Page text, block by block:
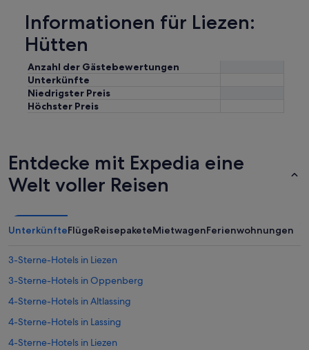
Informationen für Liezen:
Hütten
Anzahl der Gästebewertungen
Unterkünfte
Niedrigster Preis
Höchster Preis
Entdecke mit Expedia eine
Welt voller Reisen
UnterkünfteFlügeReisepaketeMietwagenFerienwohnungen
3-Sterne-Hotels in Liezen
3-Sterne-Hotels in Oppenberg
4-Sterne-Hotels in Altlassing
4-Sterne-Hotels in Lassing
4-Sterne-Hotels in Liezen